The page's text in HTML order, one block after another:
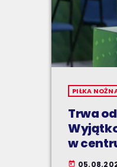
PIŁKA
Trwa
w
today